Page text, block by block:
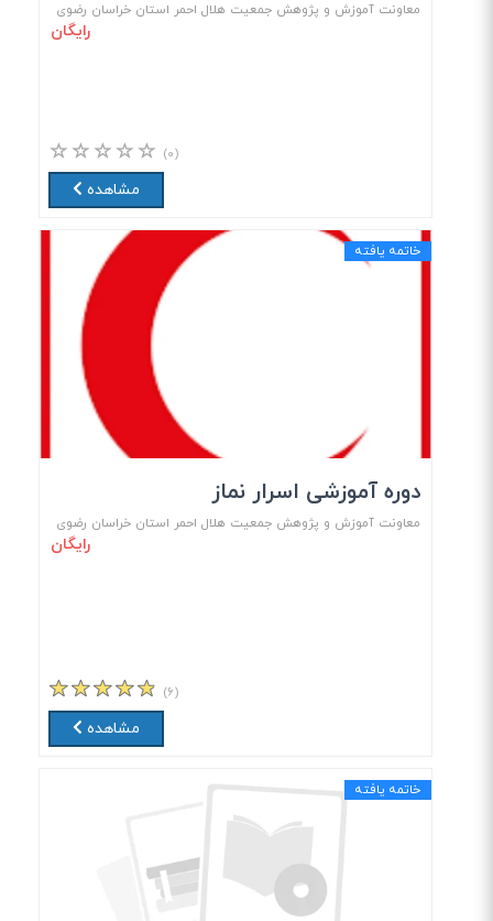
معاونت آموزش و پژوهش جمعیت هلال احمر استان خراسان رضوی
رایگان
(۰)
مشاهده
خاتمه یافته
دوره آموزشی اسرار نماز
معاونت آموزش و پژوهش جمعیت هلال احمر استان خراسان رضوی
رایگان
(۶)
مشاهده
خاتمه یافته